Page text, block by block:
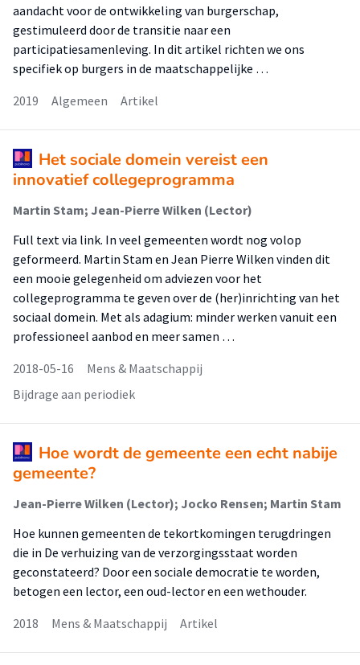
aandacht voor de ontwikkeling van burgerschap,
gestimuleerd door de transitie naar een
participatiesamenleving. In dit artikel richten we ons
specifiek op burgers in de maatschappelijke …
2019
Algemeen Artikel
Het sociale domein vereist een
innovatief collegeprogramma
Martin Stam; Jean-Pierre Wilken (Lector)
Full text via link. In veel gemeenten wordt nog volop
geformeerd. Martin Stam en Jean Pierre Wilken vinden dit
een mooie gelegenheid om adviezen voor het
collegeprogramma te geven over de (her)inrichting van het
sociaal domein. Met als adagium: minder werken vanuit een
professioneel aanbod en meer samen …
2018-05-16
Mens & Maatschappij
Bijdrage aan periodiek
Hoe wordt de gemeente een echt nabije
gemeente?
Jean-Pierre Wilken (Lector); Jocko Rensen; Martin Stam
Hoe kunnen gemeenten de tekortkomingen terugdringen
die in De verhuizing van de verzorgingsstaat worden
geconstateerd? Door een sociale democratie te worden,
betogen een lector, een oud-lector en een wethouder.
2018
Mens & Maatschappij Artikel